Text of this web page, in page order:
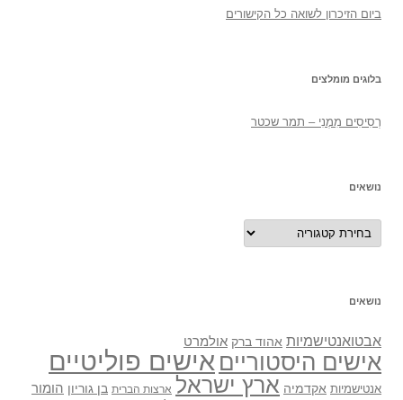
ביום הזיכרון לשואה כל הקישורים
בלוגים מומלצים
רְסִיסִים מִמֶנִי – תמר שכטר
נושאים
נושאים
נושאים
אבטואנטישמיות אהוד ברק אולמרט
אישים היסטוריים אישים פוליטיים
אנטישמיות אקדמיה ארץ ישראל ארצות הברית בן גוריון הומור